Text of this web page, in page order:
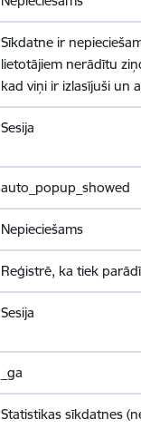
Sīkdatne ir
lietotājiem nerādītu
kad viņi ir izlasījuši un
Sesija
auto_popup_showed
Nepieciešams
Reģistrē, ka tiek
Sesija
_ga
Statistikas sīkdatnes